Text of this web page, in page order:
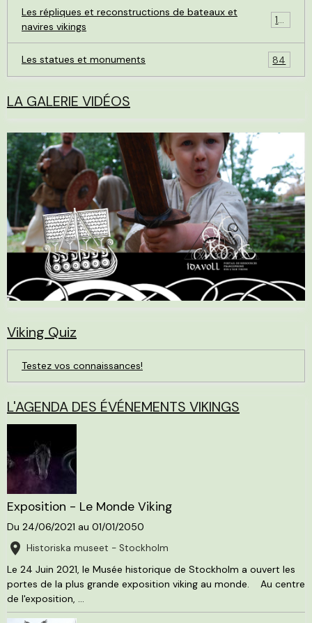
Les répliques et reconstructions de bateaux et
navires vikings
119
Les statues et monuments 84
LA GALERIE VIDÉOS
Viking Quiz
Testez vos connaissances!
L'AGENDA DES ÉVÉNEMENTS VIKINGS
Exposition - Le Monde Viking
Du 24/06/2021 au 01/01/2050
Historiska museet - Stockholm
Le 24 Juin 2021, le Musée historique de Stockholm a ouvert les
portes de la plus grande exposition viking au monde. Au centre
de l'exposition, ...